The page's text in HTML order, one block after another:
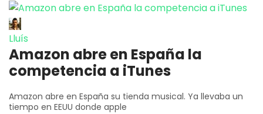
Lluís
Amazon abre en España la
competencia a iTunes
Amazon abre en España su tienda musical. Ya llevaba un
tiempo en EEUU donde apple